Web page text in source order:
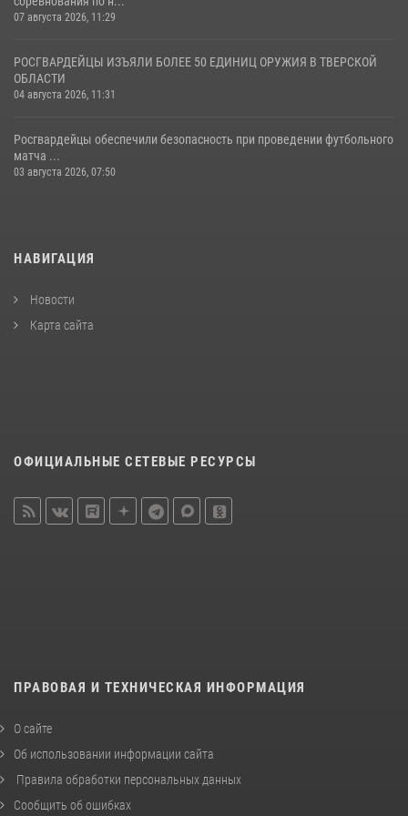
07 августа 2026, 11:29
РОСГВАРДЕЙЦЫ ИЗЪЯЛИ БОЛЕЕ 50 ЕДИНИЦ ОРУЖИЯ В ТВЕРСКОЙ
ОБЛАСТИ
04 августа 2026, 11:31
Росгвардейцы обеспечили безопасность при проведении футбольного
матча ...
03 августа 2026, 07:50
НАВИГАЦИЯ
Новости
Карта сайта
ОФИЦИАЛЬНЫЕ СЕТЕВЫЕ РЕСУРСЫ
ПРАВОВАЯ И ТЕХНИЧЕСКАЯ ИНФОРМАЦИЯ
О сайте
Об использовании информации сайта
Правила обработки персональных данных
Сообщить об ошибках